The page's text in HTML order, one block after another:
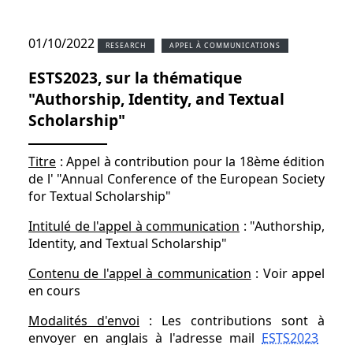
01/10/2022 RESEARCH APPEL À COMMUNICATIONS
ESTS2023, sur la thématique
"Authorship, Identity, and Textual
Scholarship"
Titre : Appel à contribution pour la 18ème édition
de l' "Annual Conference of the European Society
for Textual Scholarship"
Intitulé de l'appel à communication : "Authorship,
Identity, and Textual Scholarship"
Contenu de l'appel à communication : Voir appel
en cours
Modalités d'envoi : Les contributions sont à
envoyer en anglais à l'adresse mail ESTS2023